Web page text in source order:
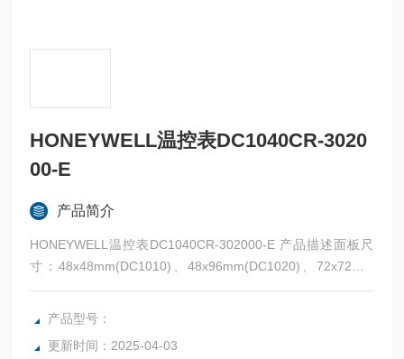
HONEYWELL温控表DC1040CR-3020
00-E
产品简介
HONEYWELL温控表DC1040CR-302000-E 产品描述面板尺
寸：48x48mm(DC1010)、48x96mm(DC1020)、72x72mm
(DC1030)、96x96mm(DC1040)
产品型号：
更新时间：2025-04-03